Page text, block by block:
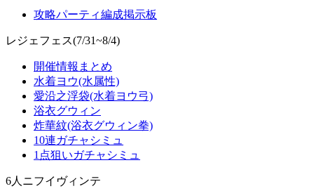
攻略パーティ編成掲示板
レジェフェス(7/31~8/4)
開催情報まとめ
水着ヨウ(水属性)
愛沿之浮袋(水着ヨウ弓)
浴衣グウィン
炸華紋(浴衣グウィン拳)
10連ガチャシミュ
1点狙いガチャシミュ
6人ニフイヴィンテ